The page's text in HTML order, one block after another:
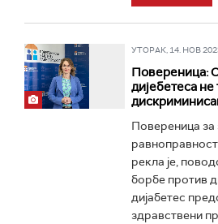
УТОРАК, 14. НОВ
Повереница:
дијебетеса
Повереница за
рекла је,
борбе против
дијабетес
здравствени